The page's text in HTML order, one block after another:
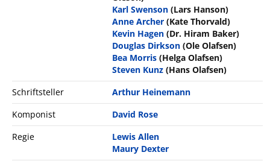
Karl Swenson (Lars Hanson)
Anne Archer (Kate Thorvald)
Kevin Hagen (Dr. Hiram Baker)
Douglas Dirkson (Ole Olafsen)
Bea Morris (Helga Olafsen)
Steven Kunz (Hans Olafsen)
Schriftsteller
Arthur Heinemann
Komponist
David Rose
Regie
Lewis Allen
Maury Dexter